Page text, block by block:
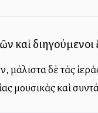
καὶ
μάλιστα δὲ
μουσικὰς καὶ